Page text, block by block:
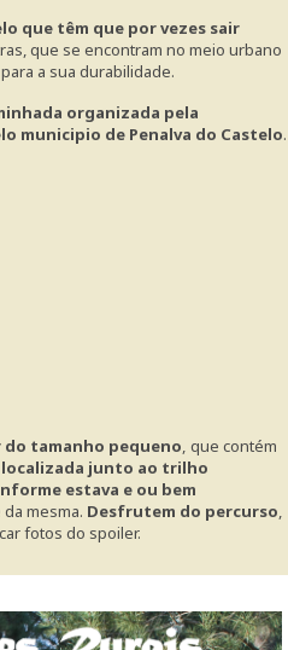
que têm que por vezes sair
que se encontram no meio urbano
a sua durabilidade.
organizada pela
municipio de Penalva do Castelo.
tamanho pequeno, que contém
localizada junto ao trilho
estava e ou bem
mesma. Desfrutem do percurso,
fotos do spoiler.